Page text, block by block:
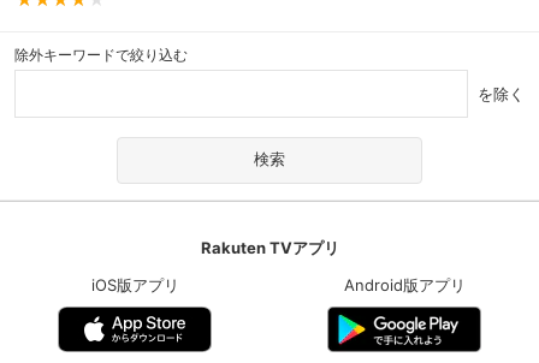
除外キーワードで絞り込む
を除く
Rakuten TVアプリ
iOS版アプリ
Android版アプリ